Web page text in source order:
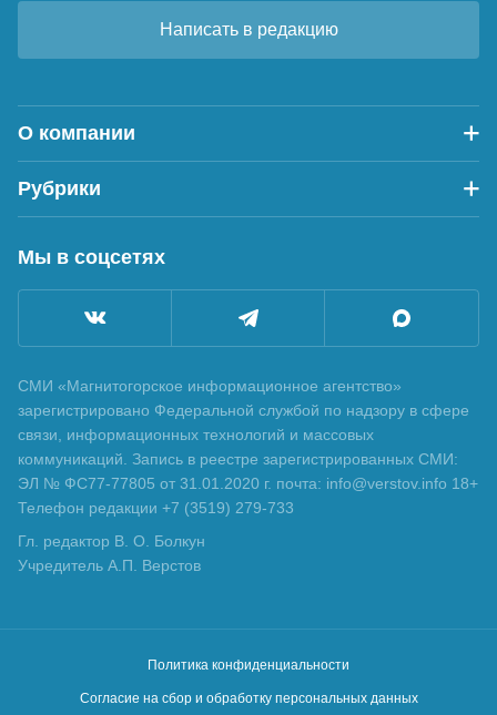
Написать в редакцию
О компании
Рубрики
Мы в соцсетях
СМИ «Магнитогорское информационное агентство»
зарегистрировано Федеральной службой по надзору в сфере
связи, информационных технологий и массовых
коммуникаций. Запись в реестре зарегистрированных СМИ:
ЭЛ № ФС77-77805 от 31.01.2020 г. почта: info@verstov.info 18+
Телефон редакции +7 (3519) 279-733
Гл. редактор В. О. Болкун
Учредитель А.П. Верстов
Политика конфиденциальности
Согласие на сбор и обработку персональных данных